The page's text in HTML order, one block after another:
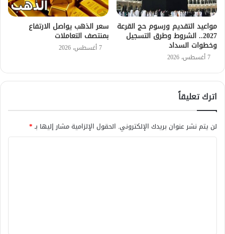
مواعيد التقديم ورسوم حج القرعة
2027.. الشروط وطرق التسجيل
وخطوات السداد
7 أغسطس، 2026
سعر الذهب يواصل الارتفاع
بمنتصف التعاملات
7 أغسطس، 2026
اترك تعليقاً
لن يتم نشر عنوان بريدك الإلكتروني. الحقول الإلزامية مشار إليها بـ*